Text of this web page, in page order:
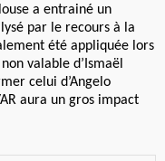
a entrainé un
par le recours à la
été appliquée lors
valable d’Ismaël
celui d’Angelo
aura un gros impact